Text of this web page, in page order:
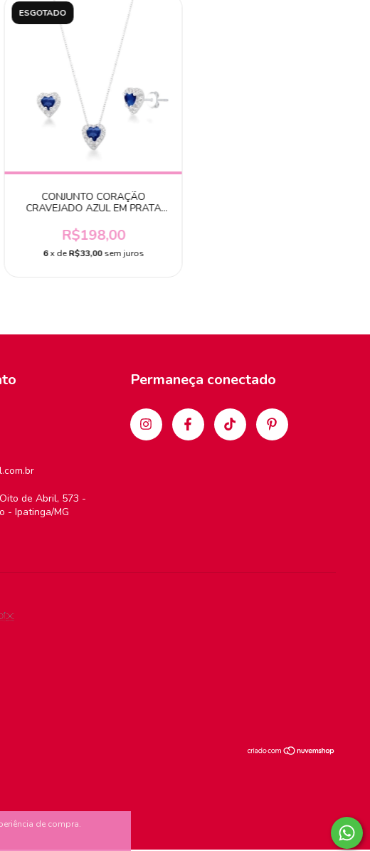
de compra.
ESGOTADO
CONJUNTO CORAÇÃO
CRAVEJADO AZUL EM PRATA
R$198,00
6x deR$33,00 sem juros
de Abril, 573 -
- Ipatinga/MG
Permaneça conectado